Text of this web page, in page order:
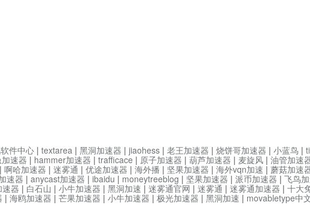
件中心 | textarea | 黑洞加速器 | jiaohess | 老王加速器 | 烧饼哥加速器 | 小蓝鸟 |
速器 | hammer加速器 | trafficace | 原子加速器 | 葫芦加速器 | 麦旋风 | 油管加速
| 啊哈加速器 | 迷雾通 | 优途加速器 | 海外播 | 坚果加速器 | 海外vqn加速 | 蘑菇加速
速器 | anycast加速器 | ibaidu | moneytreeblog | 坚果加速器 | 派币加速器 | 飞鸟
器 | 白石山 | 小牛加速器 | 黑洞加速 | 迷雾通官网 | 迷雾通 | 迷雾通加速器 | 十大
| 海鸥加速器 | 芒果加速器 | 小牛加速器 | 极光加速器 | 黑洞加速 | movabletype中